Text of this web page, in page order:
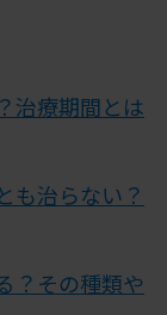
治療期間とは
も治らない？
？その種類や